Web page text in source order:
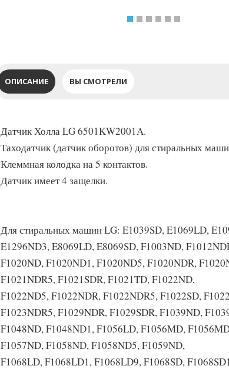
ОПИСАНИЕ ВЫ СМОТРЕЛИ
Датчик Холла LG 6501KW2001A.
Таходатчик (датчик оборотов) для стиральных
Клеммная колодка на 5 контактов.
Датчик имеет 4 защелки.
Для стиральных машин LG: E1039SD, E1069LD,
E1296ND3, E8069LD, E8069SD, F1003ND,
F1020ND, F1020ND1, F1020ND5, F1020NDR,
F1021NDR5, F1021SDR, F1021TD, F1022ND,
F1022ND5, F1022NDR, F1022NDR5, F1022SD,
F1023NDR5, F1029NDR, F1029SDR, F1039ND,
F1048ND, F1048ND1, F1056LD, F1056MD,
F1057ND, F1058ND, F1058ND5, F1059ND,
F1068LD, F1068LD1, F1068LD9, F1068SD,